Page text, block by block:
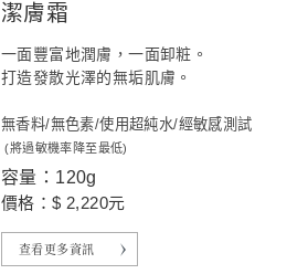
潔膚霜
一面豐富地潤膚，一面卸粧。
打造發散光澤的無垢肌膚。
無香料/無色素/使用超純水/經敏感測試
(將過敏機率降至最低)
容量：120g
價格：$ 2,220元
查看更多資訊